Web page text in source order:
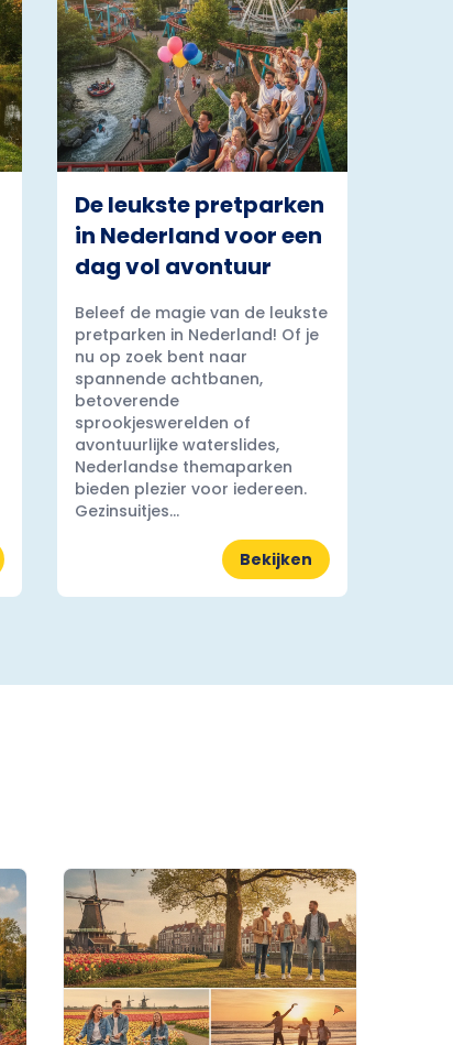
De leukste pretparken
in Nederland voor een
dag vol avontuur
Beleef de magie van de leukste
pretparken in Nederland! Of je
nu op zoek bent naar
spannende achtbanen,
betoverende
sprookjeswerelden of
avontuurlijke waterslides,
Nederlandse themaparken
bieden plezier voor iedereen.
Gezinsuitjes...
Bekijken